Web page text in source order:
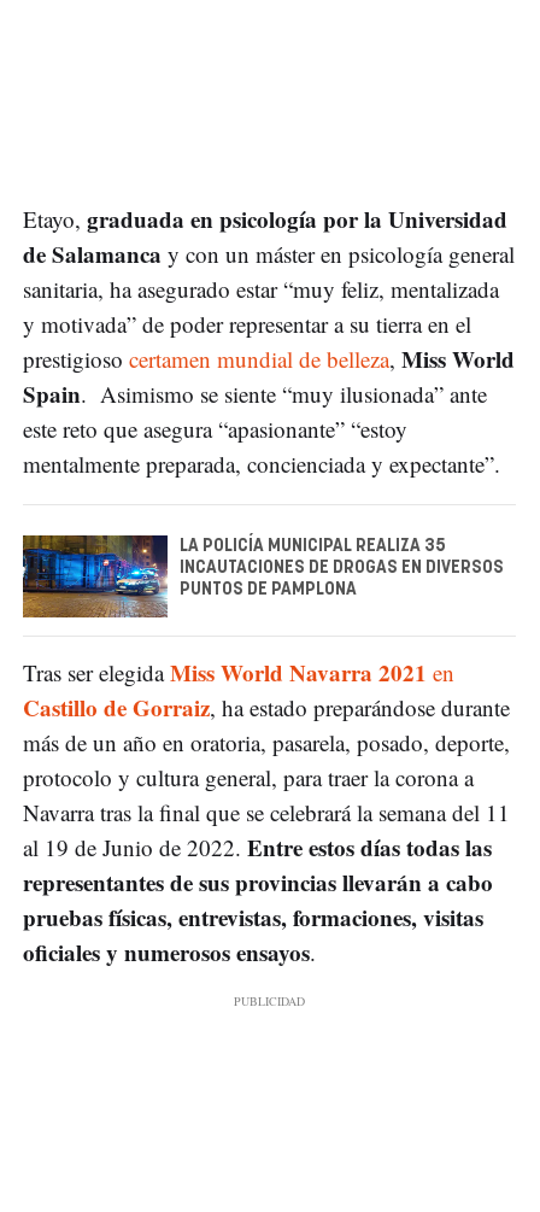
Etayo, graduada en psicología por la Universidad
de Salamanca y con un máster en psicología general
sanitaria, ha asegurado estar “muy feliz, mentalizada
y motivada” de poder representar a su tierra en el
prestigioso certamen mundial de belleza, Miss World
Spain. Asimismo se siente “muy ilusionada” ante
este reto que asegura “apasionante” “estoy
mentalmente preparada, concienciada y expectante”.
LA POLICÍA MUNICIPAL REALIZA 35
INCAUTACIONES DE DROGAS EN DIVERSOS
PUNTOS DE PAMPLONA
Tras ser elegidaMiss World Navarra 2021 en
Castillo de Gorraiz, ha estado preparándose durante
más de un año en oratoria, pasarela, posado, deporte,
protocolo y cultura general, para traer la corona a
Navarra tras la final que se celebrará la semana del 11
al 19 de Junio de 2022. Entre estos días todas las
representantes de sus provincias llevarán a cabo
pruebas físicas, entrevistas, formaciones, visitas
oficiales y numerosos ensayos.